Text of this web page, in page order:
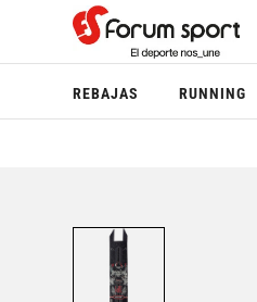
REBAJAS RUNNING